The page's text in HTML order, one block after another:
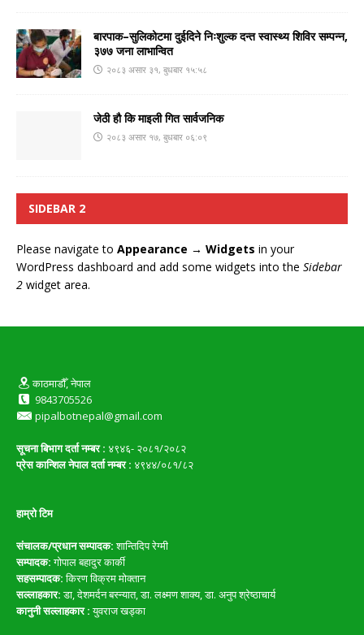
बारपाक–सुलिकोटमा दुईदिने निःशुल्क दन्त स्वास्थ्य शिविर सम्पन्न,
३७७ जना लाभान्वित
२०८३ असार ३१, बुधबार १५:५८
जेठी हौ कि माइली गित सार्वजनिक
२०८३ असार १७, बुधबार ०६:०९
SIDEBAR 2
Please navigate to Appearance → Widgets in your
WordPress dashboard and add some widgets into the Sidebar
2 widget area.
काठमाडौँ, नेपाल
9843705526
pipalbotnepal@gmail.com
सूचना बिभाग दर्ता नम्बर : ४९४६- २०८१/२०८२
प्रेस कान्शिल नेपाल दर्ता नम्बर : ४९४४/०८१/८२
हाम्रो टिम
संचालक/प्रधान सम्पादक:शान्तिदिप रेग्मी
सम्पादक:गोपाल बहादुर कार्की
सहसम्पादक:किरण विक्रम मोक्तान
सल्लाहकार:डा, देशमर्दन बस्न्यात, डा. लक्ष्मण शाक्य, डा. अनुप श्रेष्ठाचार्य
कानुनी सल्लाहकार :युवराज खड्का